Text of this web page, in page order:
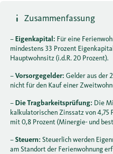
Zusammenfassung
– Eigenkapital: Für eine
mindestens 33 Prozent
Hauptwohnsitz (i.d.R. 20 Prozent).
–Vorsorgegelder: Gelder aus der
nicht für den Kauf einer
– Die Tragbarkeitsprüfung: Die
kalkulatorischen Zinssatz von 4,75
mit 0,8 Prozent (Minergie- und
–Steuern: Steuerlich werden
am Standort der Ferienwohnung